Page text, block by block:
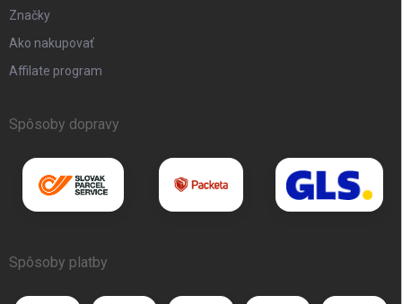
Značky
Ako nakupovať
Affilate program
Spôsoby dopravy
Spôsoby platby